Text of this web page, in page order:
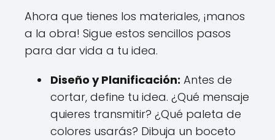
Ahora que tienes los materiales, ¡manos
a la obra! Sigue estos sencillos pasos
para dar vida a tu idea.
Diseño y Planificación: Antes de
cortar, define tu idea. ¿Qué mensaje
quieres transmitir? ¿Qué paleta de
colores usarás? Dibuja un boceto